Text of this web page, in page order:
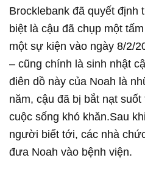
Brocklebank đã quyết định
biệt là cậu đã chụp một
một sự kiện vào ngày 8/2/
– cũng chính là sinh nhật
điên dồ này của Noah là
năm, cậu đã bị bắt nạt
cuộc sống khó khăn.Sau
người biết tới, các nhà
đưa Noah vào bệnh viện.